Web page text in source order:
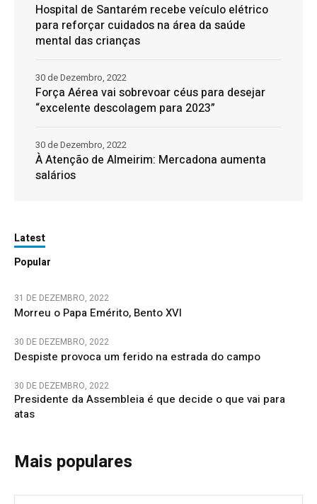
Hospital de Santarém recebe veículo elétrico
para reforçar cuidados na área da saúde
mental das crianças
Força Aérea vai sobrevoar céus para desejar
“excelente descolagem para 2023”
30 de Dezembro, 2022
À Atenção de Almeirim: Mercadona aumenta
salários
30 de Dezembro, 2022
Latest
Popular
31 DE DEZEMBRO, 2022
Morreu o Papa Emérito, Bento XVI
30 DE DEZEMBRO, 2022
Despiste provoca um ferido na estrada do campo
30 DE DEZEMBRO, 2022
Presidente da Assembleia é que decide o que vai para
atas
Mais populares